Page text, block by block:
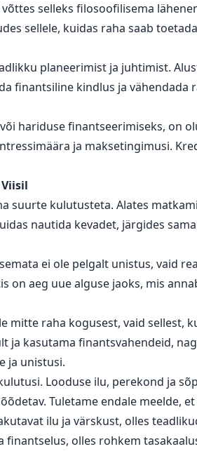
selleks filosoofilisema
sellele, kuidas raha saab
planeerimist ja juhtimist.
finantsiline kindlus ja vähendada
hariduse finantseerimiseks, on
ja maksetingimusi.
suurte kulutusteta. Alates
nautida kevadet, järgides
ei ole pelgalt unistus, vaid
on aeg uue alguse jaoks, mis
mitte raha kogusest, vaid sellest,
kasutama finantsvahendeid,
ja unistusi.
Looduse ilu, perekond ja
Tuletame endale meelde,
ilu ja värskust, olles
olles rohkem